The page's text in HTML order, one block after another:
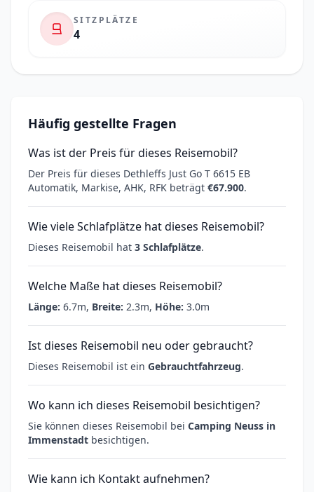
SITZPLÄTZE
4
Häufig gestellte Fragen
Was ist der Preis für dieses Reisemobil?
Der Preis für dieses Dethleffs Just Go T 6615 EB
Automatik, Markise, AHK, RFK beträgt €67.900.
Wie viele Schlafplätze hat dieses Reisemobil?
Dieses Reisemobil hat 3 Schlafplätze.
Welche Maße hat dieses Reisemobil?
Länge: 6.7m, Breite: 2.3m, Höhe: 3.0m
Ist dieses Reisemobil neu oder gebraucht?
Dieses Reisemobil ist ein Gebrauchtfahrzeug.
Wo kann ich dieses Reisemobil besichtigen?
Sie können dieses Reisemobil bei Camping Neuss in
Immenstadt besichtigen.
Wie kann ich Kontakt aufnehmen?